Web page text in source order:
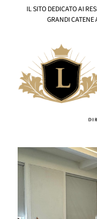
IL SITO DEDICATO AI
GRANDI CATENE
Ingrandisci
immagine